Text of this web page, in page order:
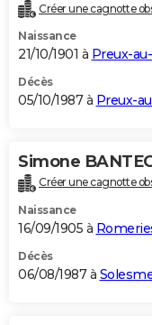
Créer une cagnotte
Naissance
21/10/1901 à Preux-
Décès
05/10/1987 à Preux-
Simone
Créer une cagnotte
Naissance
16/09/1905 à
Décès
06/08/1987 à